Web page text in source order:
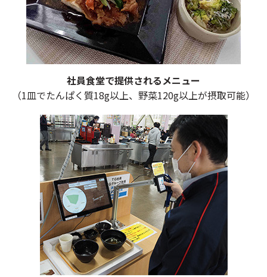
社員食堂で提供されるメニュー
（1皿でたんぱく質18g以上、野菜120g以上が摂取可能）